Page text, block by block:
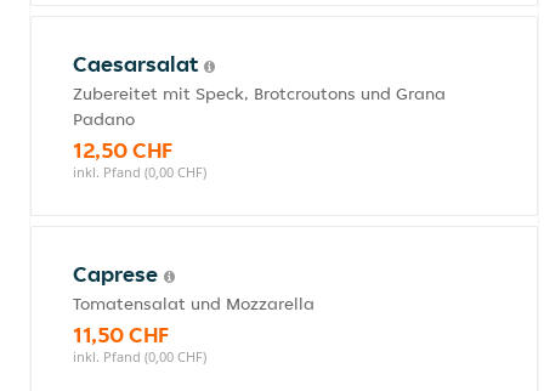
Caesarsalat
Zubereitet mit Speck, Brotcroutons und Grana
Padano
12,50 CHF
inkl. Pfand (0,00 CHF)
Caprese
Tomatensalat und Mozzarella
11,50 CHF
inkl. Pfand (0,00 CHF)